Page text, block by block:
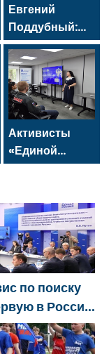
Евгений
Поддубный:
Сегодня у
нашей
молодёжи
куётся
характер
победителей
Активисты
«Единой
России»
Набережных
Челнах
мероприятия
для молодых
специалистов
КАМАЗа
по поиску
в России
для